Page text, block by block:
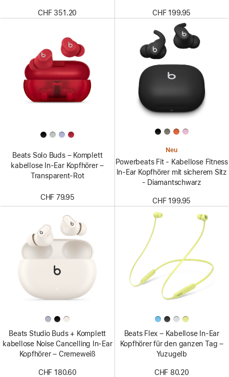
CHF 351.20 CHF 199.95
Beats Solo Buds – Komplett
kabellose In-Ear Kopfhörer –
Transparent-Rot
CHF 79.95
Neu
Powerbeats Fit - Kabellose Fitness
In-Ear Kopfhörer mit sicherem Sitz
- Diamantschwarz
CHF 199.95
Beats Studio Buds + Komplett
kabellose Noise Cancelling In-Ear
Kopfhörer – Cremeweiß
CHF 180.60
Beats Flex – Kabellose In-Ear
Kopfhörer für den ganzen Tag –
Yuzugelb
CHF 80.20